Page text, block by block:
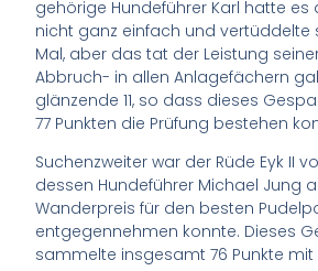
gehörige Hundeführer Karl hatte es
nicht ganz einfach und vertüddelte
Mal, aber das tat der Leistung
Abbruch- in allen Anlagefächern
glänzende 11, so dass dieses
77 Punkten die Prüfung bestehen
Suchenzweiter war der Rüde Eyk II
dessen Hundeführer Michael Jung
Wanderpreis für den besten
entgegennehmen konnte. Dieses
sammelte insgesamt 76 Punkte mit